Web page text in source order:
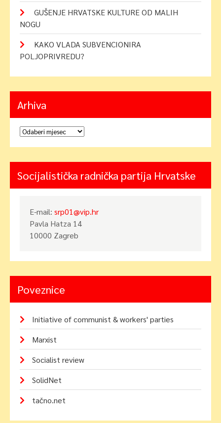
GUŠENJE HRVATSKE KULTURE OD MALIH
NOGU
KAKO VLADA SUBVENCIONIRA
POLJOPRIVREDU?
Arhiva
Arhiva
Socijalistička radnička partija Hrvatske
E-mail: srp01@vip.hr
Pavla Hatza 14
10000 Zagreb
Poveznice
Initiative of communist & workers' parties
Marxist
Socialist review
SolidNet
tačno.net